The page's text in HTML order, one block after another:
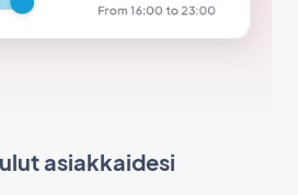
asiakkaidesi